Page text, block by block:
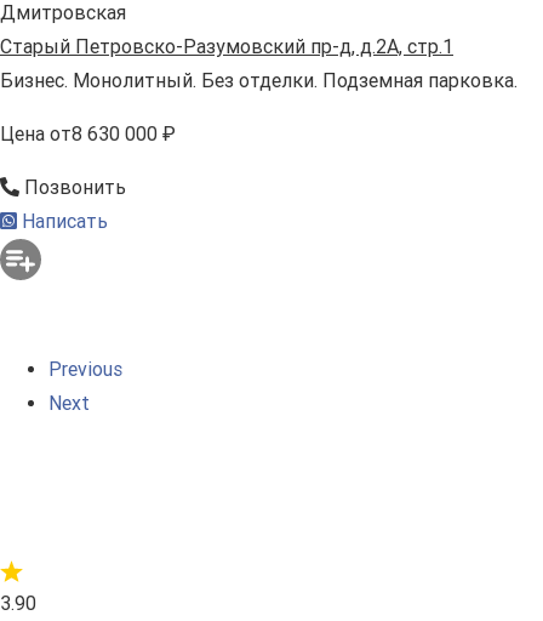
Дмитровская
Старый Петровско-Разумовский пр-д, д.2А, стр.1
Бизнес. Монолитный. Без отделки. Подземная парковка.
Цена от8 630 000 ₽
Позвонить
Написать
Previous
Next
3.90